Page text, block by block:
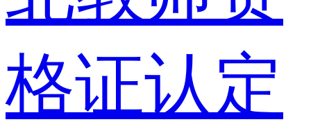
格证认定